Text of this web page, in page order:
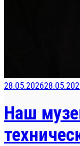
28.05.2026
Наш